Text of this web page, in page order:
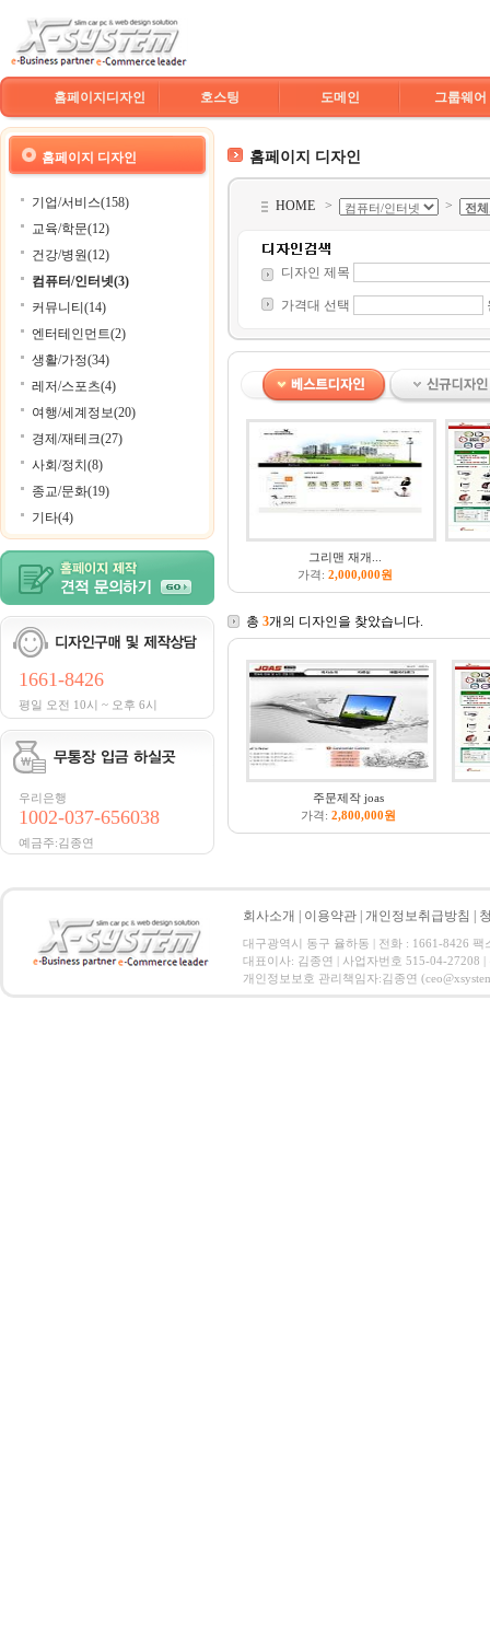
홈페이지디자인 호스팅 도메인 그룹웨어
홈페이지 디자인
기업/서비스(158)
교육/학문(12)
건강/병원(12)
컴퓨터/인터넷(3)
커뮤니티(14)
엔터테인먼트(2)
생활/가정(34)
레저/스포츠(4)
여행/세계정보(20)
경제/재테크(27)
사회/정치(8)
종교/문화(19)
기타(4)
1661-8426
평일 오전 10시 ~ 오후 6시
우리은행
1002-037-656038
예금주:김종연
홈페이지 디자인
HOME > >
디자인 제목
가격대 선택
그리맨 재개...
가격: 2,000,000원
총 3개의 디자인을 찾았습니다.
주문제작 joas
가격: 2,800,000원
회사소개 이용약관 개인정보취급방침
대구광역시 동구 율하동 | 전화 : 1661-8426 팩
대표이사: 김종연 | 사업자번호 515-04-27208
개인정보보호 관리책임자:김종연